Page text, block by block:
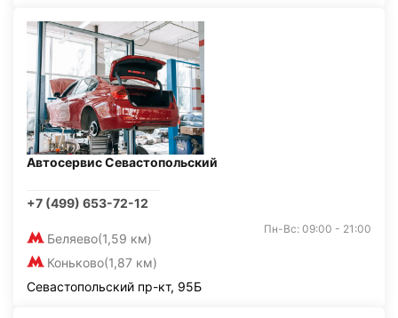
Автосервис Севастопольский
+7 (499) 653-72-12
Беляево(1,59 км)
Коньково(1,87 км)
Пн-Вс: 09:00 - 21:00
Севастопольский пр-кт, 95Б